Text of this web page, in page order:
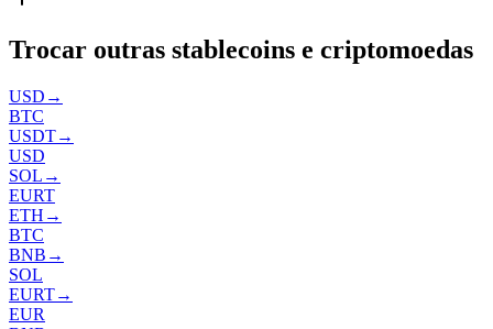
Trocar outras stablecoins e criptomoedas
USD →
BTC
USDT→
USD
SOL →
EURT
ETH →
BTC
BNB →
SOL
EURT→
EUR